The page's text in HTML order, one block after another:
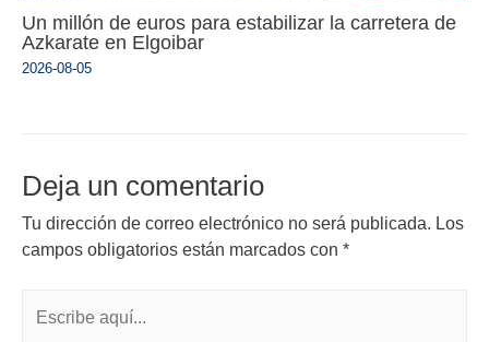
Un millón de euros para estabilizar la carretera de
Azkarate en Elgoibar
2026-08-05
Deja un comentario
Tu dirección de correo electrónico no será publicada. Los
campos obligatorios están marcados con *